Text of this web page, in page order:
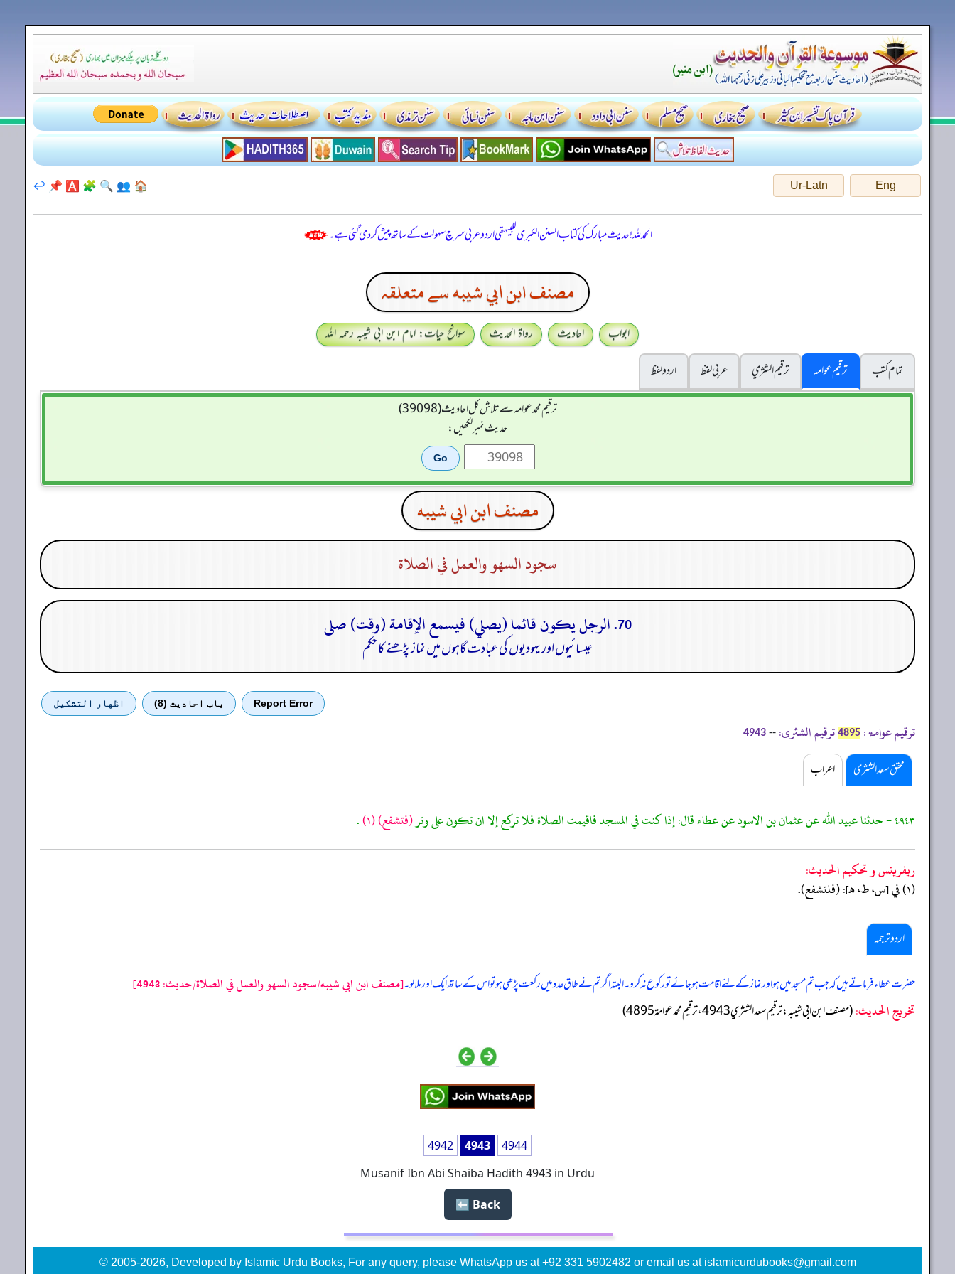
Eng
Ur-Latn
🏠
👥
🔍
🧩
🅰️
📌
↩️
الحمدللہ! حدیث مبارک کی کتاب السنن الكبرى للبيهقي اردو عربی سرچ سہولت کے ساتھ پیش کر دی گئی ہے۔
مصنف ابن ابي شيبه سے متعلقہ
ابواب احادیث رواۃ الحدیث
سوانح حیات: امام ابن ابی شیبہ رحمہ اللہ
تمام کتب
ترقیم عوامہ ترقيم الشژي عربی لفظ
اردو لفظ
ترقیم محمدعوامہ سے تلاش کل احادیث (39098)
حدیث نمبر لکھیں:
مصنف ابن ابي شيبه
سجود السهو والعمل في الصلاة
70. الرجل يكون قائما (يصلي) فيسمع الإقامة (وقت) صلى
عیسائیوں اور یہودیوں کی عبادت گاہوں میں نماز پڑھنے کا حکم
Report Error باب احادیث (8) اظهار التشكيل
ترقیم عوامۃ: 4895 ترقیم الشثری: --
4943
محقق سعد الشثری اعراب
٤٩٤٣ - حدثنا عبيد الله عن عثمان بن الاسود عن عطاء قال: إذا كنت في المسجد فاقيمت الصلاة فلا تركع إلا ان تكون على وتر (فتشفع)(١) .
ريفرينس و تحكيم الحدیث:
(١) في [س، ط، هـ]: (فلتشفع).
اردو ترجمہ
حضرت عطاء فرماتے ہیں کہ جب تم مسجد میں ہو اور نماز کے لئے اقامت ہوجائے تو رکوع نہ کرو۔ البتہ اگر تم نے طاق عدد میں رکعت پڑھی ہو تو اس کے ساتھ ایک اور ملالو۔[مصنف ابن ابي شيبه/سجود السهو والعمل في الصلاة/حدیث: 4943]
تخریج الحدیث:(مصنف ابن ابي شيبه: ترقيم سعد الشثري 4943، ترقيم محمد عوامة 4895)
4942 4943
4944
Musanif Ibn Abi Shaiba Hadith 4943 in Urdu
Back ⬅️
© 2005-2026, Developed by Islamic Urdu Books, For any query, please WhatsApp us at +92 331 5902482 or email us at islamicurdubooks@gmail.com